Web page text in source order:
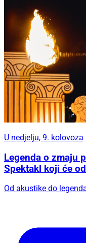
U nedjelju, 9. kolovoza
Legenda o zmaju
Spektakl koji će
Od akustike do